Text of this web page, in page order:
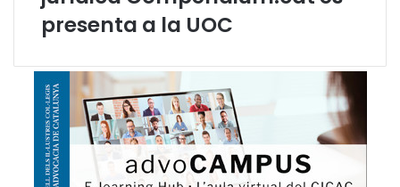
presenta a la UOC